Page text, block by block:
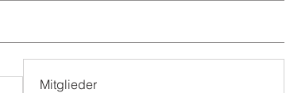
Mitglieder